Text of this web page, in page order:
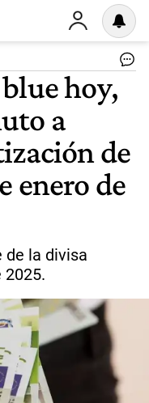
hoy,
a
de
enero de
de la divisa
2025.